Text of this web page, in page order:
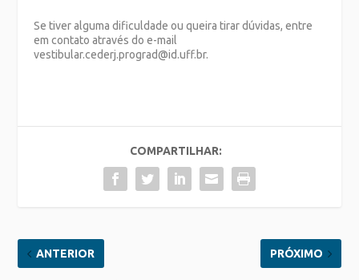
Se tiver alguma dificuldade ou queira tirar dúvidas, entre
em contato através do e-mail
vestibular.cederj.prograd@id.uff.br.
COMPARTILHAR:
ANTERIOR PRÓXIMO